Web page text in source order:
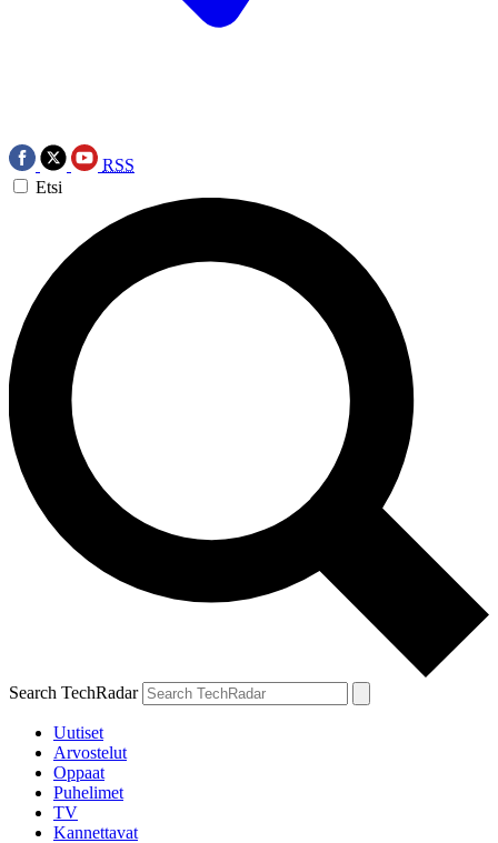
RSS
Etsi
Search TechRadar
Uutiset
Arvostelut
Oppaat
Puhelimet
TV
Kannettavat